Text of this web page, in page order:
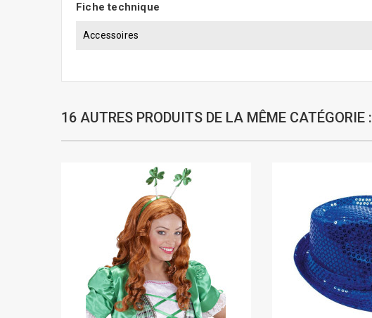
Fiche technique
Accessoires
16 AUTRES PRODUITS DE LA MÊME CATÉGORIE :